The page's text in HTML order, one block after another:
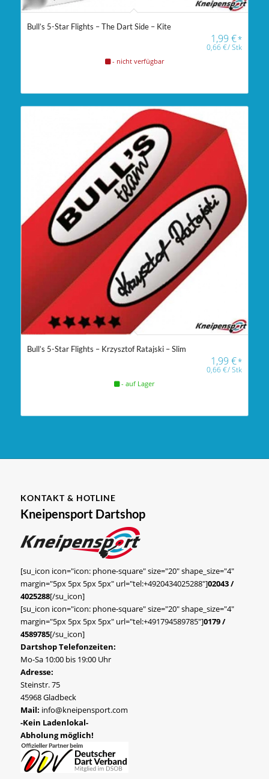
Bull’s 5-Star Flights – The Dart Side – Kite
1,99€*
0,66€/Stk
- nicht verfügbar
Bull’s 5-Star Flights – Krzysztof Ratajski – Slim
1,99€*
0,66€/Stk
- auf Lager
KONTAKT & HOTLINE
Kneipensport Dartshop
[su_icon icon="icon: phone-square" size="20" shape_size="4"
margin="5px 5px 5px 5px" url="tel:+4920434025288"]02043 /
4025288[/su_icon]
[su_icon icon="icon: phone-square" size="20" shape_size="4"
margin="5px 5px 5px 5px" url="tel:+491794589785"]0179 /
4589785[/su_icon]
Dartshop Telefonzeiten:
Mo-Sa 10:00 bis 19:00 Uhr
Adresse:
Steinstr. 75
45968 Gladbeck
Mail: info@kneipensport.com
-Kein Ladenlokal-
Abholung möglich!